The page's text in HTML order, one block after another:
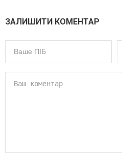
ЗАЛИШИТИ КОМЕНТАР